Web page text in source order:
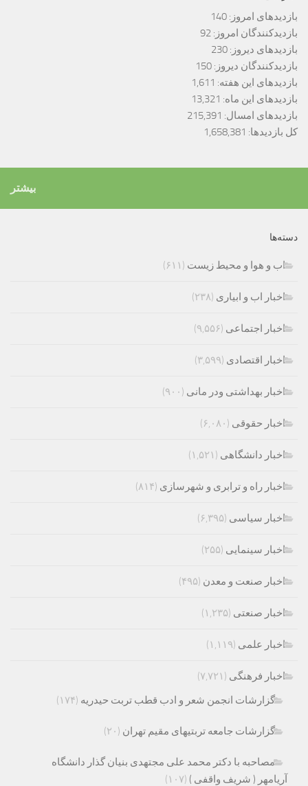
بازدیدهای امروز: 140
بازدیدکنندگان امروز: 92
بازدیدهای دیروز: 230
بازدیدکنندگان دیروز: 150
بازدیدهای این هفته: 1,611
بازدیدهای این ماه: 13,321
بازدیدهای امسال: 215,391
کل بازدیدها: 1,658,381
بیشتر
دسته‌ها
اب و هوا و محیط زیست (۶۱۱)
اخبار اب و ابیاری (۲۳۸)
اخبار اجتماعی (۹,۵۵۶)
اخبار اقتصادی (۳,۵۹۹)
اخبار بهداشتی ودر مانی (۹۰۰)
اخبار حقوقی (۶,۰۸۰)
اخبار دانشگاهی (۱,۵۲۱)
اخبار راه و ترابری و شهرسازی (۸۱۴)
اخبار سیاسی (۶,۳۹۵)
اخبار سینمایی (۲۵۵)
اخبار صنعت و معدن (۴۹۵)
اخبار صنعتی (۱,۲۳۵)
اخبار علمی (۱,۱۱۹)
اخبار فرهنگی (۷,۷۲۱)
گزارشات انجمن شعر و ادب قطب تربت حیدریه (۱۷۴)
گزارشات جامعه تربتیهای مقیم تهران (۲۰)
مصاحبه با دکتر محمد علی مجتهدی بنیان گذار دانشگاه
آریامهر ( شریف واقفی ) (۱۰۷)